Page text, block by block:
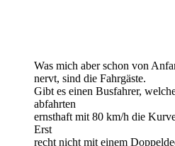
Was mich aber schon von
nervt, sind die Fahrgäste.
Gibt es einen Busfahrer,
abfahrten
ernsthaft mit 80 km/h die
Erst
recht nicht mit einem